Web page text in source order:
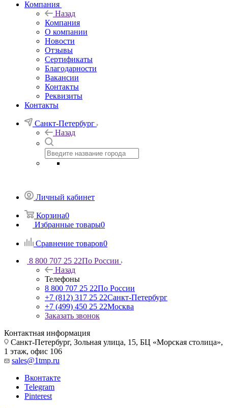
Компания
Назад
Компания
О компании
Новости
Отзывы
Сертификаты
Благодарности
Вакансии
Контакты
Реквизиты
Контакты
Санкт-Петербург
Назад
Личный кабинет
Корзина0
Избранные товары0
Сравнение товаров0
8 800 707 25 22По России
Назад
Телефоны
8 800 707 25 22По России
+7 (812) 317 25 22Санкт-Петербург
+7 (499) 450 25 22Москва
Заказать звонок
Контактная информация
Санкт-Петербург, Зольная улица, 15, БЦ «Морская столица»,
1 этаж, офис 106
sales@1tmp.ru
Вконтакте
Telegram
Pinterest